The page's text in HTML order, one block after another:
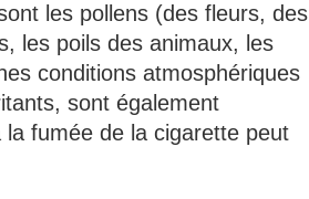
les pollens (des fleurs, des
les poils des animaux, les
conditions atmosphériques
sont également
la fumée de la cigarette peut